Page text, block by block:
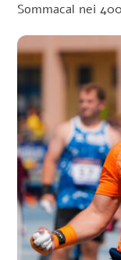
Sommacal nei